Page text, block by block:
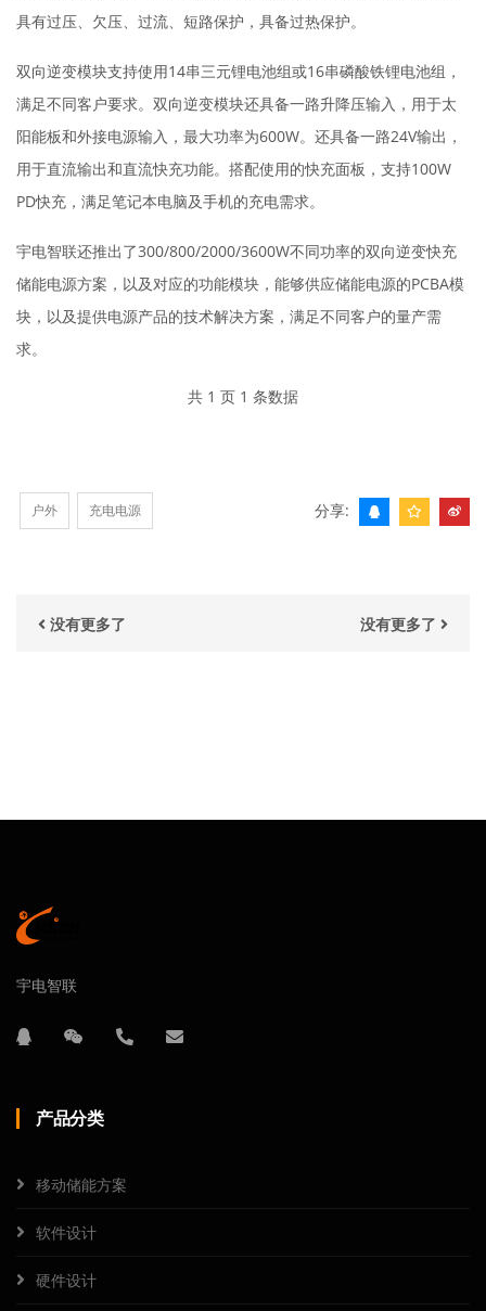
具有过压、欠压、过流、短路保护，具备过热保护。
双向逆变模块支持使用14串三元锂电池组或16串磷酸铁锂电池组，
满足不同客户要求。双向逆变模块还具备一路升降压输入，用于太
阳能板和外接电源输入，最大功率为600W。还具备一路24V输出，
用于直流输出和直流快充功能。搭配使用的快充面板，支持100W
PD快充，满足笔记本电脑及手机的充电需求。
宇电智联还推出了300/800/2000/3600W不同功率的双向逆变快充
储能电源方案，以及对应的功能模块，能够供应储能电源的PCBA模
块，以及提供电源产品的技术解决方案，满足不同客户的量产需
求。
共 1 页 1 条数据
户外 充电电源 分享:
没有更多了 没有更多了
宇电智联
产品分类
移动储能方案
软件设计
硬件设计